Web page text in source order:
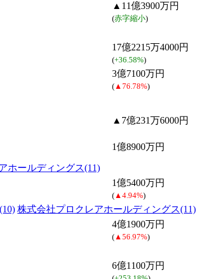
▲11億3900万円
(赤字縮小)
17億2215万4000円
(+36.58%)
3億7100万円
(▲76.78%)
▲7億231万6000円
1億8900万円
ホールディングス(11)
1億5400万円
(▲4.94%)
株式会社プロクレアホールディングス(11)
4億1900万円
(▲56.97%)
6億1100万円